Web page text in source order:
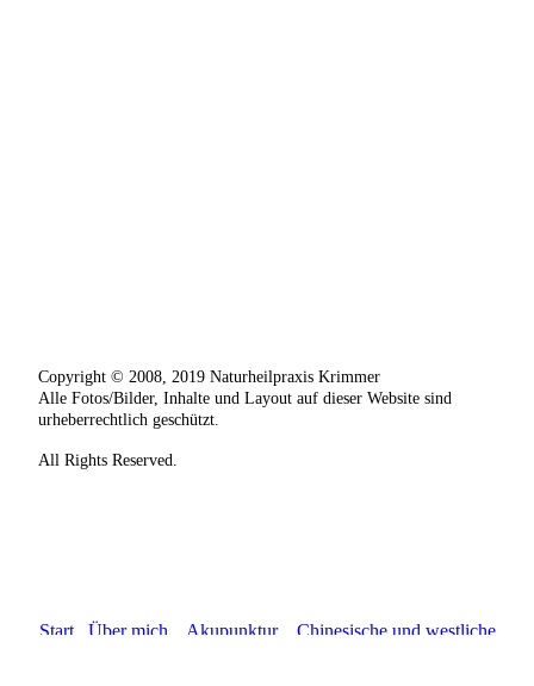
Copyright © 2008, 2019 Naturheilpraxis Krimmer
Alle Fotos/Bilder, Inhalte und Layout auf dieser Website sind
urheberrechtlich geschützt.
All Rights Reserved.
Start Über mich Akupunktur
Chinesische und westliche